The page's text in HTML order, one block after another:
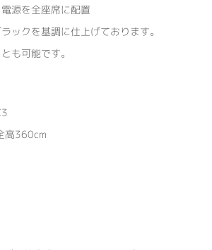
源を全座席に配置
ックを基調に仕上げております。
も可能です。
360cm